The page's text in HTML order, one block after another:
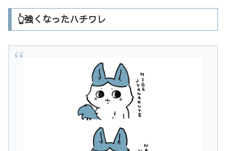
👆強くなったハチワレ